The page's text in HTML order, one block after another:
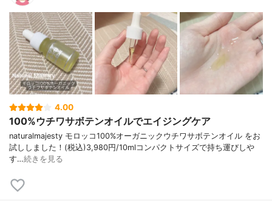
4.00
100%ウチワサボテンオイルでエイジングケア
naturalmajesty モロッコ100%オーガニックウチワサボテンオイル をお
試ししました！(税込)3,980円/10mlコンパクトサイズで持ち運びしや
す…続きを見る